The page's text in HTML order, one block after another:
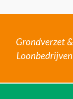
Grondverzet &
Loonbedrijven